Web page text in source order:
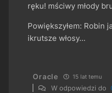
ręku! mściwy młody
Powiększyłem: Robin
ikrutsze włosy…
Oracle 15 lat temu
W odpowiedzi do